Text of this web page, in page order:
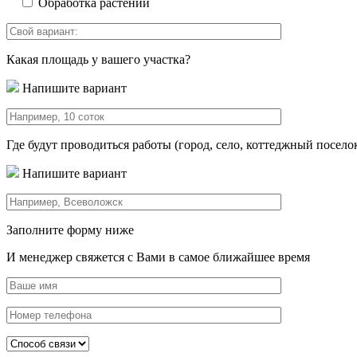
Обработка растений
Какая площадь у вашего участка?
Напишите вариант
Где будут проводиться работы (город, село, коттеджный
Напишите вариант
Заполните форму ниже
И менеджер свяжется с Вами в самое ближайшее время